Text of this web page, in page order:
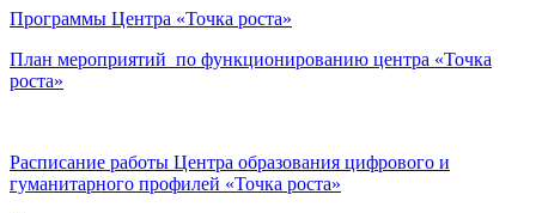
Программы Центра «Точка роста»
План мероприятий по функционированию центра «Точка
роста»
Расписание работы Центра образования цифрового и
гуманитарного профилей «Точка роста»